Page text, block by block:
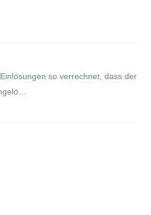
so verrechnet, dass der